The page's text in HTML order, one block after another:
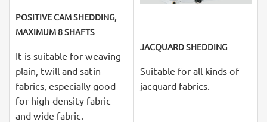
POSITIVE CAM SHEDDING,
MAXIMUM 8 SHAFTS
It is suitable for weaving
plain, twill and satin
fabrics, especially good
for high-density fabric
and wide fabric.
JACQUARD SHEDDING
Suitable for all kinds of
jacquard fabrics.